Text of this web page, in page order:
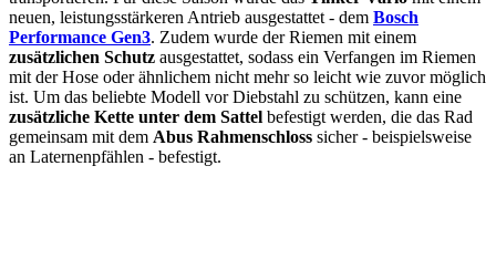
neuen, leistungsstärkeren Antrieb ausgestattet - dem Bosch
Performance Gen3. Zudem wurde der Riemen mit einem
zusätzlichen Schutz ausgestattet, sodass ein Verfangen im Riemen
mit der Hose oder ähnlichem nicht mehr so leicht wie zuvor möglich
ist. Um das beliebte Modell vor Diebstahl zu schützen, kann eine
zusätzliche Kette unter dem Sattel befestigt werden, die das Rad
gemeinsam mit dem Abus Rahmenschloss sicher - beispielsweise
an Laternenpfählen - befestigt.